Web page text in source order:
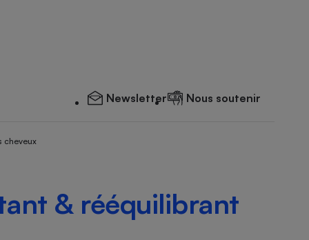
Newsletter Nous soutenir
cheveux
& rééquilibrant